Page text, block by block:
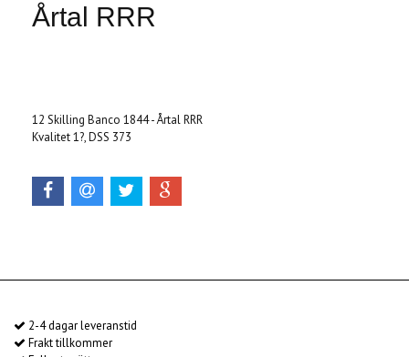
Årtal RRR
12 Skilling Banco 1844 - Årtal RRR
Kvalitet 1?, DSS 373
2-4 dagar leveranstid
Frakt tillkommer